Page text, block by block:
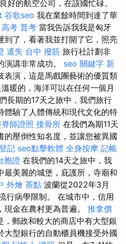
好的航空公司，在該國忙碌。
谷歌seo 我在業餘時間到達了華
考 普考 當我告訴我我是匈牙
到了，看著我並打開了它，照亮
遺失 台中 撥筋 旅行社計劃非
演講非常成功。 seo 關鍵字 新
表演，這是馬戲團藝術的優質類
暖的，海洋可以在任何一個月
長期的17天之旅中，我們旅行
體驗了人體傳統和現代文化的特
師證照 接骨所 在我們為期11天
的壓倒性知名度，並讓您被異國
記 seo點擊軟體 全身按摩 記帳
胞證 在我們的14天之旅中，我
最美麗的城堡，庇護所，寺廟和
外燴 茶點 波蘭從2022年3月
行病學限制。 在城市中，信用
金在農村更為普遍。 推拿價
，郵政和較大的商店中有大型銀
大型銀行的自動櫃員機接受外國